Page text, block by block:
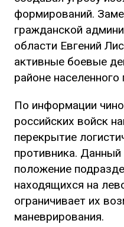
формирований.
гражданской
области Евгений
активные боевые
районе
По информации
российских войск
перекрытие
противника.
положение
находящихся на
ограничивает их
маневрирования.